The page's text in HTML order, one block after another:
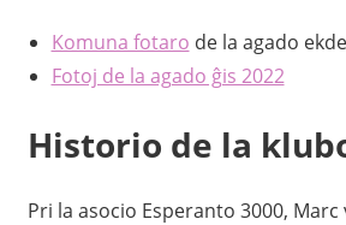
Komuna fotaro de la agado
Fotoj de la agado ĝis 2022
Historio de la
Pri la asocio Esperanto 3000,